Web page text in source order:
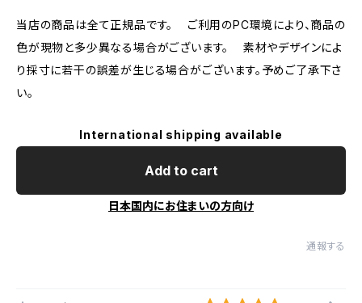
当店の商品は全て正規品です。 ご利用のPC環境により、商品の
色が現物と多少異なる場合がございます。 素材やデザインによ
り採寸に若干の誤差が生じる場合がございます。予めご了承下さ
い。
International shipping available
Add to cart
日本国内にお住まいの方向け
通報する